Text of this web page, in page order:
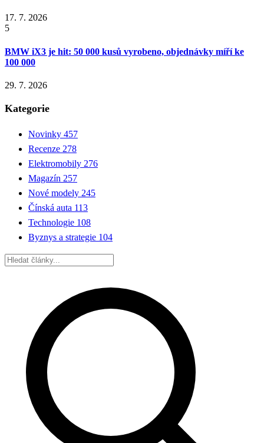
17. 7. 2026
5
BMW iX3 je hit: 50 000 kusů vyrobeno, objednávky míří ke
100 000
29. 7. 2026
Kategorie
Novinky 457
Recenze 278
Elektromobily 276
Magazín 257
Nové modely 245
Čínská auta 113
Technologie 108
Byznys a strategie 104
Hledat: